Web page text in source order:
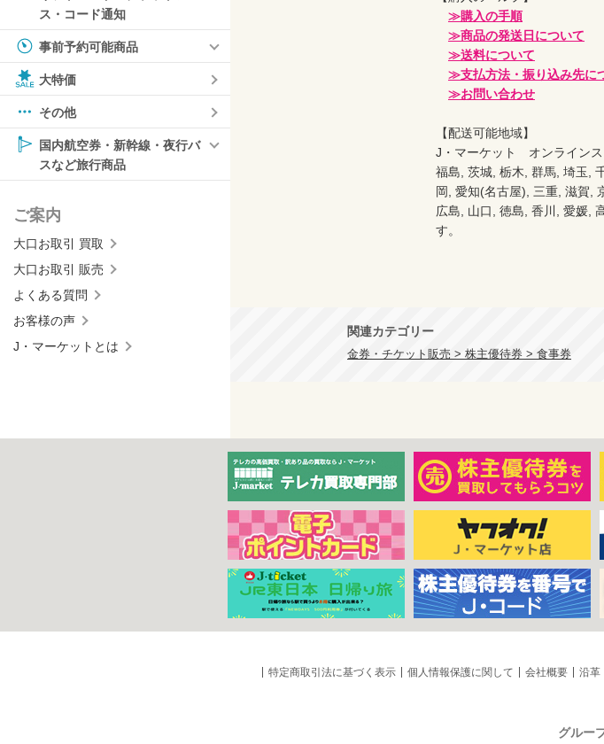
ス・コード通知
事前予約可能商品
大特価
その他
国内航空券・新幹線・夜行バ
スなど旅行商品
ご案内
大口お取引 買取
大口お取引 販売
よくある質問
お客様の声
J・マーケットとは
≫購入の手順
≫商品の発送日について
≫送料について
≫支払方法・振り込み先に
≫お問い合わせ
【配送可能地域】
J・マーケット　オンライン
福島, 茨城, 栃木, 群馬, 埼玉,
岡, 愛知(名古屋), 三重, 滋賀,
広島, 山口, 徳島, 香川, 愛媛,
す。
関連カテゴリー
金券・チケット販売 > 株主優待券 > 食事券
特定商取引法に基づく表示 個人情報保護に関して 会社概要 沿革
グルー